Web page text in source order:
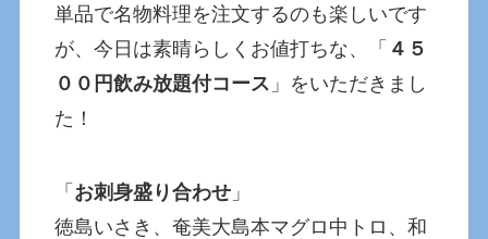
単品で名物料理を注文するのも楽しいです
が、今日は素晴らしくお値打ちな、「 ４５
００円飲み放題付コース 」をいただきまし
た！
「 お刺身盛り合わせ 」
徳島いさき、奄美大島本マグロ中トロ、和